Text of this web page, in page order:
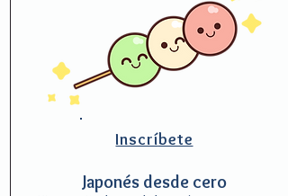
Inscríbete
Japonés desde cero